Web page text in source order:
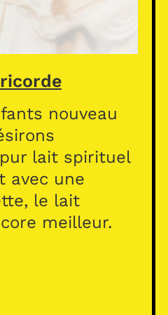
nouveau
lait spirituel
avec une
le lait
meilleur.